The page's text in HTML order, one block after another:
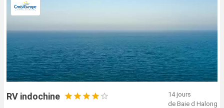
RV indochine
14 jours
de Baie d Halong